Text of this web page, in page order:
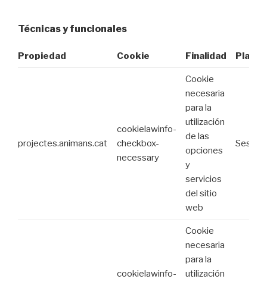
Técnicas y funcionales
Propiedad Cookie Finalidad Plazo
projectes.animans.cat
cookielawinfo-
checkbox-
necessary
Cookie
necesaria
para la
utilización
de las
opciones
y
servicios
del sitio
web
Sesión
cookielawinfo-
Cookie
necesaria
para la
utilización